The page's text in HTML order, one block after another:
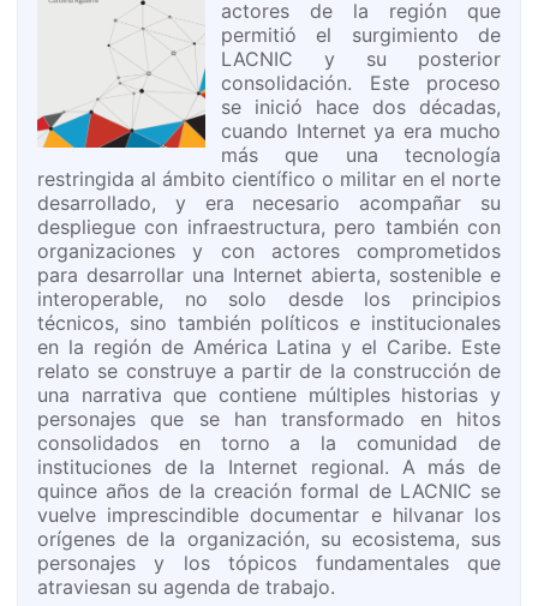
actores de la región que
permitió el surgimiento de
LACNIC y su posterior
consolidación. Este proceso
se inició hace dos décadas,
cuando Internet ya era mucho
más que una tecnología
restringida al ámbito científico o militar en el norte
desarrollado, y era necesario acompañar su
despliegue con infraestructura, pero también con
organizaciones y con actores comprometidos
para desarrollar una Internet abierta, sostenible e
interoperable, no solo desde los principios
técnicos, sino también políticos e institucionales
en la región de América Latina y el Caribe. Este
relato se construye a partir de la construcción de
una narrativa que contiene múltiples historias y
personajes que se han transformado en hitos
consolidados en torno a la comunidad de
instituciones de la Internet regional. A más de
quince años de la creación formal de LACNIC se
vuelve imprescindible documentar e hilvanar los
orígenes de la organización, su ecosistema, sus
personajes y los tópicos fundamentales que
atraviesan su agenda de trabajo.